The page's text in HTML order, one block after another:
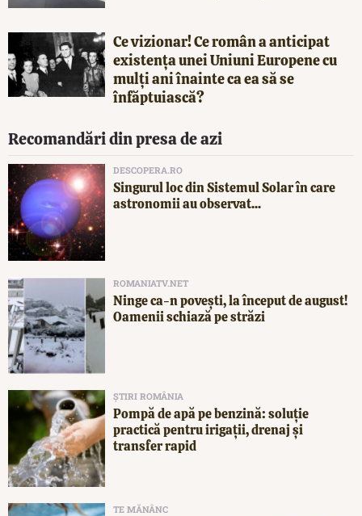
Ce vizionar! Ce român a anticipat
existența unei Uniuni Europene cu
mulți ani înainte ca ea să se
înfăptuiască?
Recomandări din presa de azi
DESCOPERA.RO
Singurul loc din Sistemul Solar în care
astronomii au observat...
ROMANIATV.NET
Ninge ca-n povești, la început de august!
Oamenii schiază pe străzi
ȘTIRI ROMÂNIA
Pompă de apă pe benzină: soluție
practică pentru irigații, drenaj și
transfer rapid
TE MĂNÂNC